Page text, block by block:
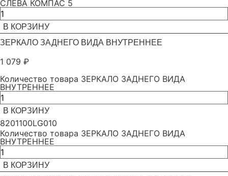
СЛЕВА КОМПАС 5
В КОРЗИНУ
ЗЕРКАЛО ЗАДНЕГО ВИДА ВНУТРЕННЕЕ
1 079 ₽
Количество товара ЗЕРКАЛО ЗАДНЕГО ВИДА
ВНУТРЕННЕЕ
В КОРЗИНУ
8201100LG010
Количество товара ЗЕРКАЛО ЗАДНЕГО ВИДА
ВНУТРЕННЕЕ
В КОРЗИНУ